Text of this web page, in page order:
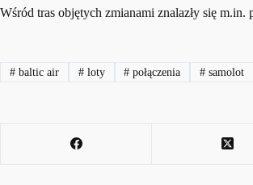
Wśród tras objętych zmianami znalazły się
#baltic air #loty # połączenia # samolot